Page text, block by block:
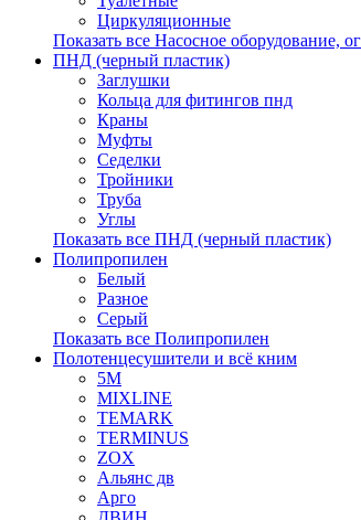
Циркуляционные
Показать все Насосное оборудование,
ПНД (черный пластик)
Заглушки
Кольца для фитингов пнд
Краны
Муфты
Седелки
Тройники
Труба
Углы
Показать все ПНД (черный пластик)
Полипропилен
Белый
Разное
Серый
Показать все Полипропилен
Полотенцесушители и всё кним
5М
MIXLINE
TEMARK
TERMINUS
ZOX
Альянс дв
Арго